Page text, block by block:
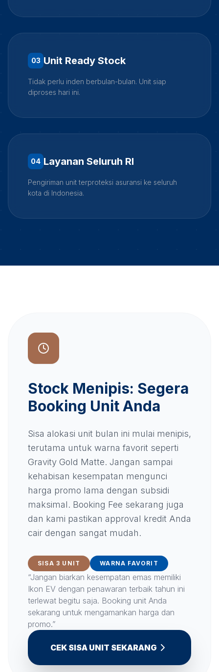
03 Unit Ready Stock
Tidak perlu inden berbulan-bulan. Unit siap
diproses hari ini.
04 Layanan Seluruh RI
Pengiriman unit terproteksi asuransi ke seluruh
kota di Indonesia.
Stock Menipis: Segera
Booking Unit Anda
Sisa alokasi unit bulan ini mulai menipis,
terutama untuk warna favorit seperti
Gravity Gold Matte. Jangan sampai
kehabisan kesempatan mengunci
harga promo lama dengan subsidi
maksimal. Booking Fee sekarang juga
dan kami pastikan approval kredit Anda
cair dengan sangat mudah.
SISA 3 UNIT WARNA FAVORIT
“Jangan biarkan kesempatan emas memiliki
Ikon EV dengan penawaran terbaik tahun ini
terlewat begitu saja. Booking unit Anda
sekarang untuk mengamankan harga dan
promo.”
CEK SISA UNIT SEKARANG